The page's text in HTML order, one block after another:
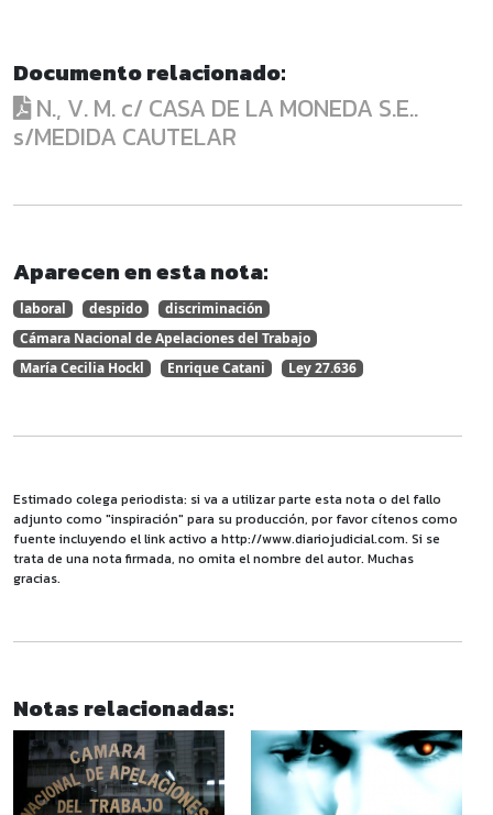
Documento relacionado:
N., V. M. c/ CASA DE LA MONEDA S.E..
s/MEDIDA CAUTELAR
Aparecen en esta nota:
laboral despido
discriminación
Cámara Nacional de Apelaciones del Trabajo
María Cecilia Hockl
Enrique Catani Ley 27.636
Estimado colega periodista: si va a utilizar parte esta nota o del fallo
adjunto como "inspiración" para su producción, por favor cítenos como
fuente incluyendo el link activo a http://www.diariojudicial.com. Si se
trata de una nota firmada, no omita el nombre del autor. Muchas
gracias.
Notas relacionadas: